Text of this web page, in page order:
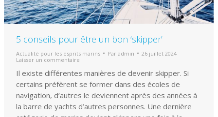
5 conseils pour être un bon ‘skipper’
Actualité pour les esprits marins Par admin
26 juillet 2024
Laisser un commentaire
Il existe différentes manières de devenir skipper. Si
certains préfèrent se former dans des écoles de
navigation, d’autres le deviennent après des années à
la barre de yachts d’autres personnes. Une dernière